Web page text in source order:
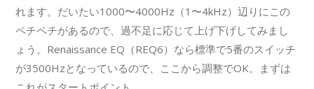
れます。だいたい1000〜4000Hz（1〜4kHz）辺りにこの
ペチペチがあるので、過不足に応じて上げ下げしてみまし
ょう。Renaissance EQ（REQ6）なら標準で5番のスイッチ
が3500Hzとなっているので、ここから調整でOK。まずは